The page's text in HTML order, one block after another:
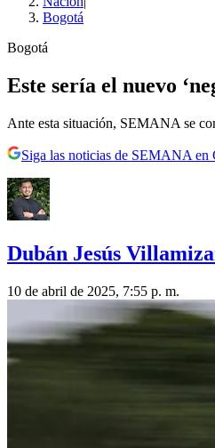
Bogotá
Bogotá
Este sería el nuevo
Ante esta situación, SEMANA se
Siga las noticias de SEMANA en
Dubán Jesús
10 de abril de 2025, 7:55 p. m.